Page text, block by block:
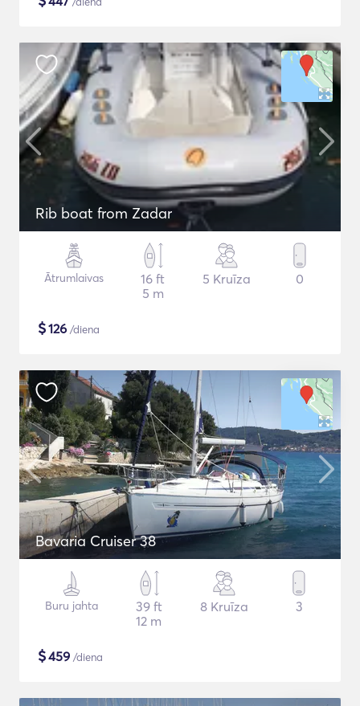
Rib boat from Zadar
Ātrumlaivas
16 ft
5 m
5 Kruīza 0
$126 /diena
Bavaria Cruiser 38
Buru jahta
39 ft
12 m
8 Kruīza 3
$459 /diena